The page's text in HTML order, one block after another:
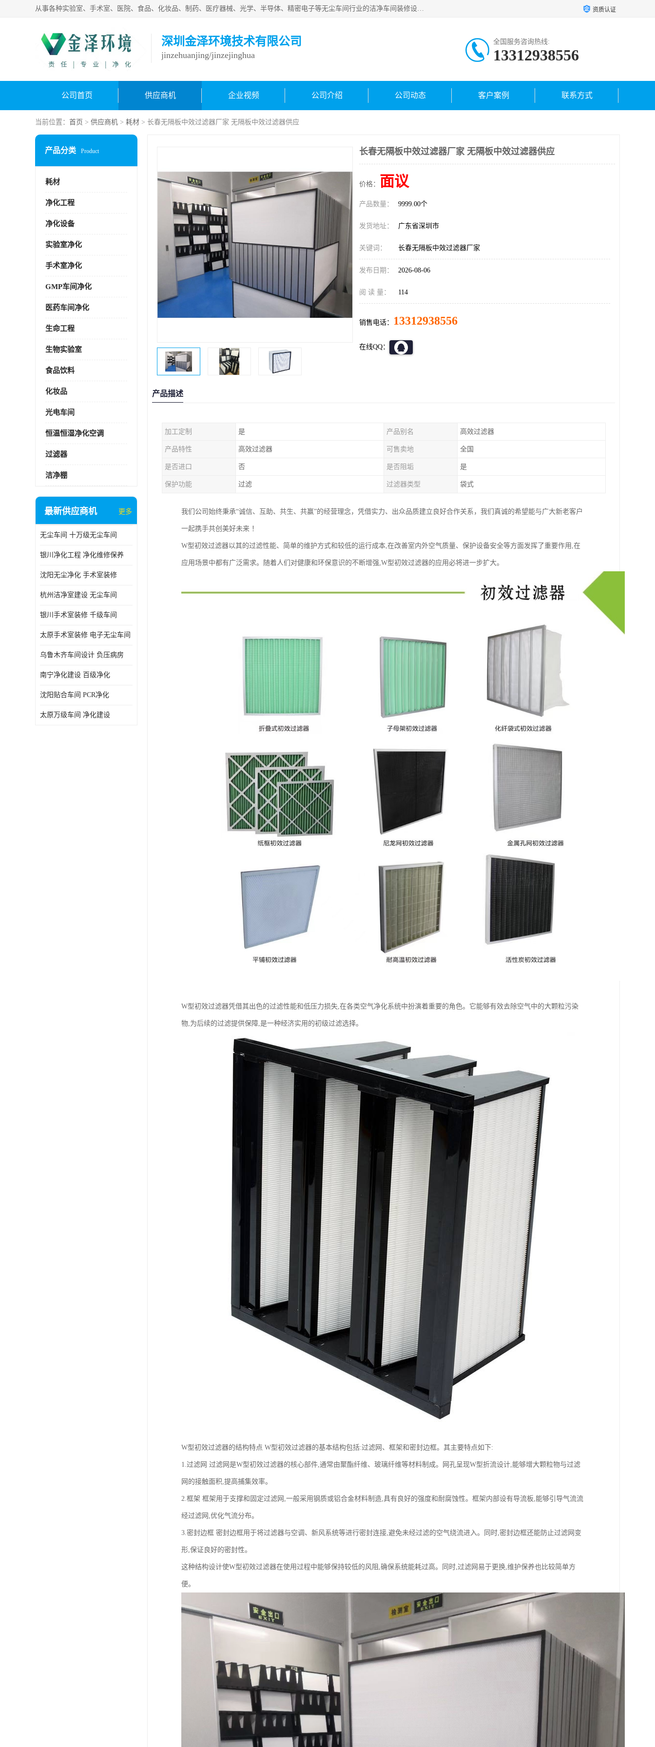
从事各种实验室、手术室、医院、食品、化妆品、制药、医疗器械、光学、半导体、精密电子等无尘车间行业的洁净车间装修设计、净化设备、恒温恒湿空调的设计制作与安装、净化系统工程项目施工及其技术支持服务。 资质认证
深圳金泽环境技术有限公司
jinzehuanjing/jinzejinghua
全国服务咨询热线:
13312938556
公司首页 供应商机 企业视频 公司介绍 公司动态 客户案例 联系方式
当前位置： 首页 > 供应商机 > 耗材 > 长春无隔板中效过滤器厂家 无隔板中效过滤器供应
产品分类 Product
耗材
净化工程
净化设备
实验室净化
手术室净化
GMP车间净化
医药车间净化
生命工程
生物实验室
食品饮料
化妆品
光电车间
恒温恒湿净化空调
过滤器
洁净棚
最新供应商机 更多
无尘车间 十万级无尘车间
银川净化工程 净化维修保养
沈阳无尘净化 手术室装修
杭州洁净室建设 无尘车间
银川手术室装修 千级车间
太原手术室装修 电子无尘车间
乌鲁木齐车间设计 负压病房
南宁净化建设 百级净化
沈阳贴合车间 PCR净化
太原万级车间 净化建设
长春无隔板中效过滤器厂家 无隔板中效过滤器供应
价格： 面议
产品数量： 9999.00个
发货地址： 广东省深圳市
关键词： 长春无隔板中效过滤器厂家
发布日期： 2026-08-06
阅 读 量： 114
销售电话： 13312938556
在线QQ：
产品描述
加工定制 是 产品别名 高效过滤器
产品特性 高效过滤器 可售卖地 全国
是否进口 否 是否阻垢 是
保护功能 过滤 过滤器类型 袋式
我们公司始终秉承“诚信、互助、共生、共赢”的经营理念，凭借实力、出众品质建立良好合作关系，我们真诚的希望能与广大新老客户
一起携手共创美好未来 ！
W型初效过滤器以其的过滤性能、简单的维护方式和较低的运行成本,在改善室内外空气质量、保护设备安全等方面发挥了重要作用,在
应用场景中都有广泛需求。随着人们对健康和环保意识的不断增强,W型初效过滤器的应用必将进一步扩大。
W型初效过滤器凭借其出色的过滤性能和低压力损失,在各类空气净化系统中扮演着重要的角色。它能够有效去除空气中的大颗粒污染
物,为后续的过滤提供保障,是一种经济实用的初级过滤选择。
W型初效过滤器的结构特点 W型初效过滤器的基本结构包括:过滤网、框架和密封边框。其主要特点如下:
1.过滤网 过滤网是W型初效过滤器的核心部件,通常由聚酯纤维、玻璃纤维等材料制成。网孔呈现W型折流设计,能够增大颗粒物与过滤
网的接触面积,提高捕集效率。
2.框架 框架用于支撑和固定过滤网,一般采用钢质或铝合金材料制造,具有良好的强度和耐腐蚀性。框架内部设有导流板,能够引导气流流
经过滤网,优化气流分布。
3.密封边框 密封边框用于将过滤器与空调、新风系统等进行密封连接,避免未经过滤的空气绕流进入。同时,密封边框还能防止过滤网变
形,保证良好的密封性。
这种结构设计使W型初效过滤器在使用过程中能够保持较低的风阻,确保系统能耗过高。同时,过滤网易于更换,维护保养也比较简单方
便。